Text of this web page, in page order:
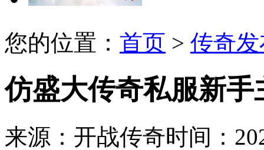
您的位置： 首页 > 传奇
仿盛大传奇私服新
来源：开战传奇时间：